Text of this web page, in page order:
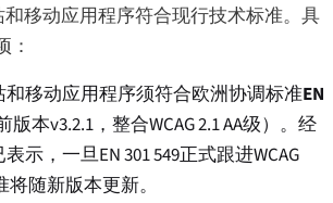
移动应用程序符合现行技术标准。具
：
和移动应用程序须符合欧洲协调标准EN
版本v3.2.1，整合WCAG 2.1 AA级）。经
示，一旦EN 301 549正式跟进WCAG
随新版本更新。